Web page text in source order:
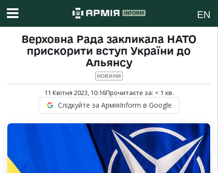
EN
Верховна Рада закликала НАТО
прискорити вступ України до
Альянсу
НОВИНИ
11 Квітня 2023, 10:16Прочитаєте за: < 1 хв.
Слідкуйте за АрміяInform в Google